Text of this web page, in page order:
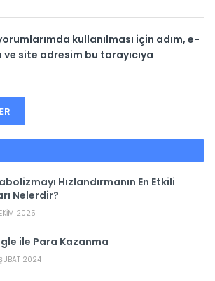
kullanılması için adım, e-
site adresim bu tarayıcıya
Hızlandırmanın En Etkili
Nelerdir?
2025
ile Para Kazanma
2024